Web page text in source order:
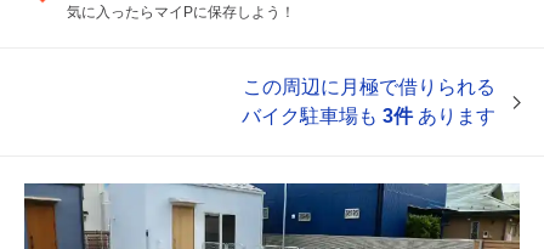
気に入ったらマイPに保存しよう！
この周辺に月極で借りられる
バイク駐車場も 3件あります